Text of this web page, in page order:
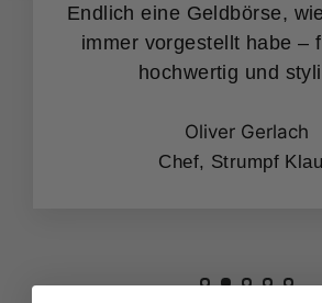
Endlich eine Geldbörse,
immer vorgestellt habe –
hochwertig und
Oliver Gerlach
Chef, Strumpf